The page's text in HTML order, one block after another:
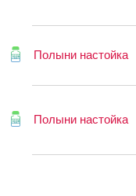
Полыни настойка
Полыни настойка